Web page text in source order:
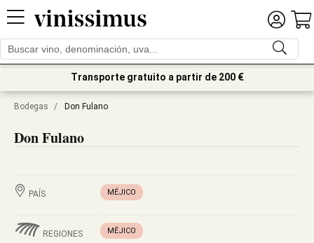
Transporte gratuito a partir de 200 €
Bodegas / Don Fulano
Don Fulano
PAÍS MÉJICO
REGIONES MÉJICO